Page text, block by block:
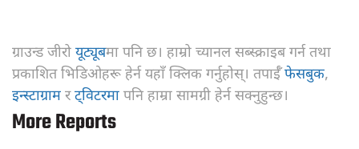
ग्राउन्ड जीरो यूट्यूबमा पनि छ। हाम्रो च्यानल सब्स्क्राइब गर्न तथा
प्रकाशित भिडिओहरू हेर्न यहाँ क्लिक गर्नुहोस्। तपाईँफेसबुक,
इन्स्टाग्राम रट्विटरमा पनि हाम्रा सामग्री हेर्न सक्नुहुन्छ।
More Reports